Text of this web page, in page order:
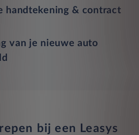
handtekening & contract
van je nieuwe auto
bij een Leasys